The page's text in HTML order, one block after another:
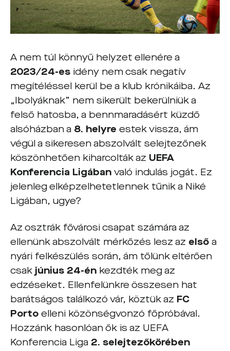
A nem túl könnyű helyzet ellenére a
2023/24-es idény nem csak negatív
megítéléssel kerül be a klub krónikáiba. Az
„Ibolyáknak” nem sikerült bekerülniük a
felső hatosba, a bennmaradásért küzdő
alsóházban a 8. helyre estek vissza, ám
végül a sikeresen abszolvált selejtezőnek
köszönhetően kiharcolták az UEFA
Konferencia Ligában való indulás jogát. Ez
jelenleg elképzelhetetlennek tűnik a Niké
Ligában, ugye?
Az osztrák fővárosi csapat számára az
ellenünk abszolvált mérkőzés lesz az első a
nyári felkészülés során, ám tőlünk eltérően
csak június 24-én kezdték meg az
edzéseket. Ellenfelünkre összesen hat
barátságos találkozó vár, köztük az FC
Porto elleni közönségvonzó főpróbával.
Hozzánk hasonlóan ők is az UEFA
Konferencia Liga 2. selejtezőkörében